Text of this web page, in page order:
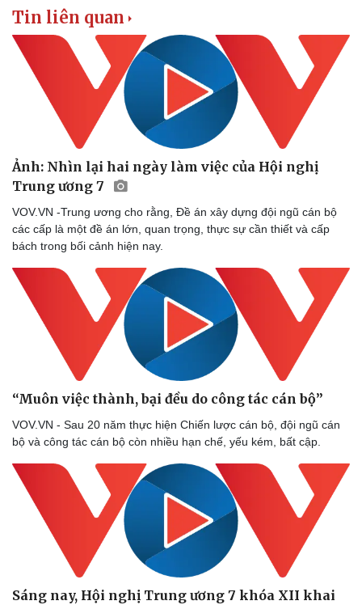
Doanh nghiệp
Thông tin doanh nghiệp
Doanh nghiệp 24h
Doanh nhân
Vì cộng đồng
Công nghệ
Sành điệu
Tin Công nghệ
Trải nghiệm
Chuyển đổi số
Tin liên quan
Ảnh: Nhìn lại hai ngày làm việc của Hội nghị
Trung ương 7
VOV.VN -Trung ương cho rằng, Đề án xây dựng đội ngũ cán bộ
các cấp là một đề án lớn, quan trọng, thực sự cần thiết và cấp
bách trong bối cảnh hiện nay.
“Muôn việc thành, bại đều do công tác cán bộ”
VOV.VN - Sau 20 năm thực hiện Chiến lược cán bộ, đội ngũ cán
bộ và công tác cán bộ còn nhiều hạn chế, yếu kém, bất cập.
Sáng nay, Hội nghị Trung ương 7 khóa XII khai